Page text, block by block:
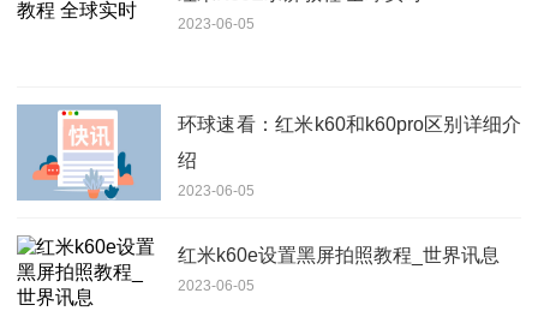
2023-06-05
环球速看：红米k60和k60pro区别详细介
绍
2023-06-05
红米k60e设置黑屏拍照教程_世界讯息
2023-06-05